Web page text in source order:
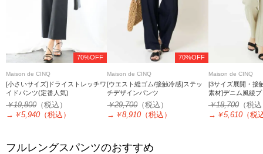
70%OFF
Maison de CINQ
[小さいサイズ]ドライストレッチワ
イドパンツ(定番人気)
￥19,800 （税込）
→ ￥5,940 （税込）
70%OFF
Maison de CINQ
[ウエスト総ゴム/接触冷感]ステッ
チデザインパンツ
￥29,700（税込）
→ ￥8,910 （税込）
Maison de CINQ
[3サイズ展開・接
素材]デニム風綾
ションストレッチ
￥18,700（税
→ ￥5,610（税
フルレングスパンツのおすすめ